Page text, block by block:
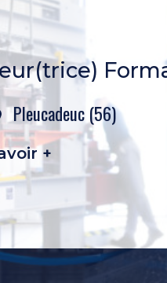
Pleucadeuc (56)
+